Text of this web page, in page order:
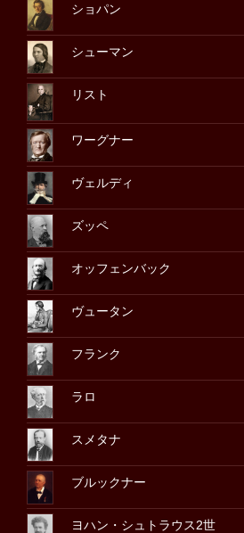
ショパン
シューマン
リスト
ワーグナー
ヴェルディ
ズッペ
オッフェンバック
ヴュータン
フランク
ラロ
スメタナ
ブルックナー
ヨハン・シュトラウス2世